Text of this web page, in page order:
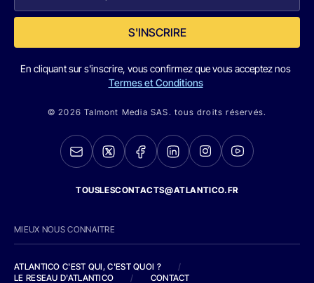
S'INSCRIRE
En cliquant sur s'inscrire, vous confirmez que vous acceptez nos
Termes et Conditions
© 2026 Talmont Media SAS. tous droits réservés.
TOUSLESCONTACTS@ATLANTICO.FR
MIEUX NOUS CONNAITRE
ATLANTICO C'EST QUI, C'EST QUOI ?
/
LE RESEAU D'ATLANTICO
/ CONTACT